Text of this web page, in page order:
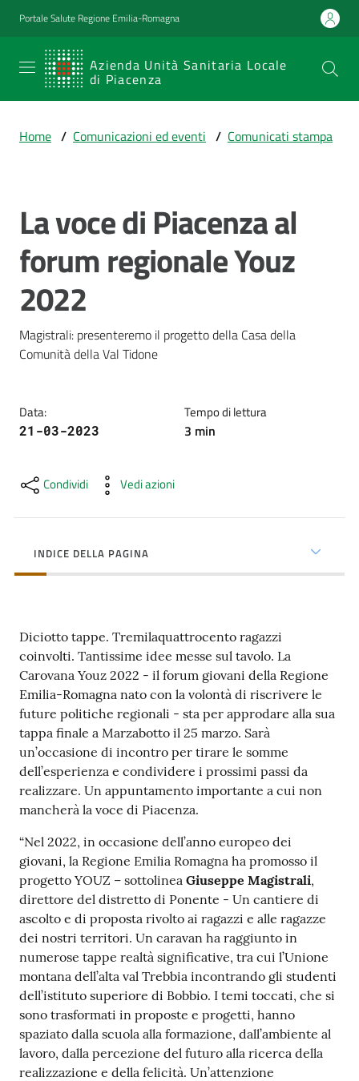
Vai al contenuto
Vai alla navigazione
Vai al footer
Portale Salute Regione Emilia-Romagna
Azienda Unità Sanitaria Locale
di Piacenza
SERVIZIO
SANITARIO
Emilia-
Sanitaria Locale
di Piacenza
Prestazioni
e
percorsi
di
cura
Come
territorio
Studiare
a
Piacenza
Costruiamo
Salute
Novità
Scuole
Imprese
ed Enti
Seguici
su
Home / Comunicazioni ed eventi / Comunicati stampa
Salta al contenuto
La voce di Piacenza al
forum regionale Youz
2022
Magistrali: presenteremo il progetto della Casa della
Comunità della Val Tidone
Data:
21-03-2023
Tempo di lettura
3 min
Condividi Vedi azioni
INDICE DELLA PAGINA
Diciotto tappe. Tremilaquattrocento ragazzi
coinvolti. Tantissime idee messe sul tavolo. La
Carovana Youz 2022 - il forum giovani della Regione
Emilia-Romagna nato con la volontà di riscrivere le
future politiche regionali - sta per approdare alla sua
tappa finale a Marzabotto il 25 marzo. Sarà
un’occasione di incontro per tirare le somme
dell’esperienza e condividere i prossimi passi da
realizzare. Un appuntamento importante a cui non
mancherà la voce di Piacenza.
“Nel 2022, in occasione dell’anno europeo dei
giovani, la Regione Emilia Romagna ha promosso il
progetto YOUZ – sottolinea Giuseppe Magistrali,
direttore del distretto di Ponente - Un cantiere di
ascolto e di proposta rivolto ai ragazzi e alle ragazze
dei nostri territori. Un caravan ha raggiunto in
numerose tappe realtà significative, tra cui l’Unione
montana dell’alta val Trebbia incontrando gli studenti
dell’istituto superiore di Bobbio. I temi toccati, che si
sono trasformati in proposte e progetti, hanno
spaziato dalla scuola alla formazione, dall’ambiente al
lavoro, dalla percezione del futuro alla ricerca della
realizzazione e della felicità. Un’attenzione